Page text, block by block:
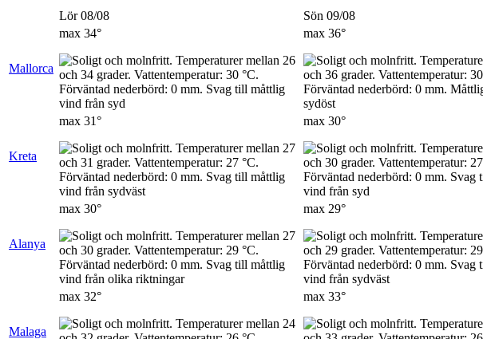
Lör 08/08 Sön 09/08
Mallorca
max 34° max 36°
Kreta
max 31° max 30°
Alanya
max 30° max 29°
Malaga
max 32° max 33°